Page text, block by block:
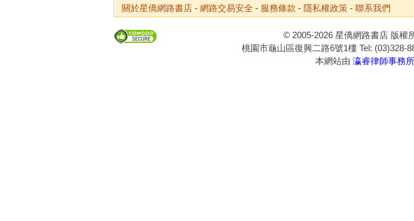
關於星僑網路書店 - 網路交易安全 - 服務條款 - 隱私權政策 - 聯系我們
© 2005-2026 星僑網路書店 版權
桃園市龜山區復興二路6號1樓 Tel: (03)328-
本網站由 瀛睿律師事務所